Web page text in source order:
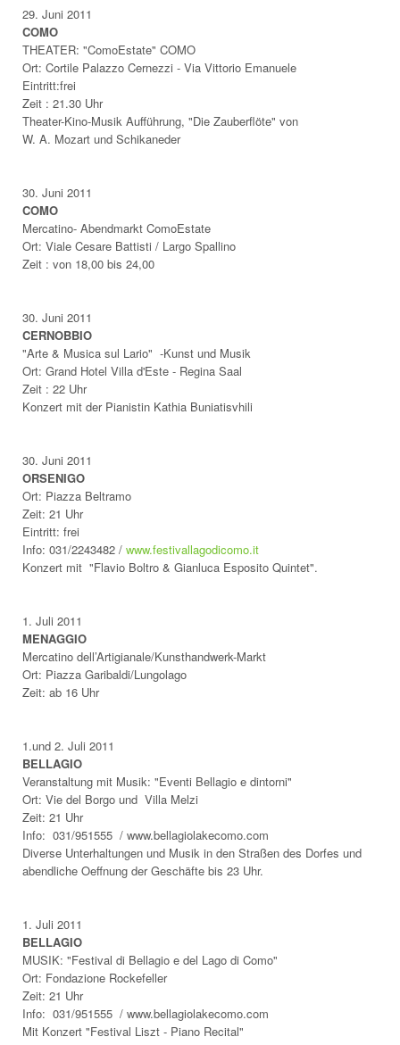
29. Juni 2011
COMO
THEATER: "ComoEstate" COMO
Ort: Cortile Palazzo Cernezzi - Via Vittorio Emanuele
Eintritt:frei
Zeit : 21.30 Uhr
Theater-Kino-Musik Aufführung, "Die Zauberflöte" von
W. A. Mozart und Schikaneder
30. Juni 2011
COMO
Mercatino- Abendmarkt ComoEstate
Ort: Viale Cesare Battisti / Largo Spallino
Zeit : von 18,00 bis 24,00
30. Juni 2011
CERNOBBIO
"Arte & Musica sul Lario" -Kunst und Musik
Ort: Grand Hotel Villa d'Este - Regina Saal
Zeit : 22 Uhr
Konzert mit der Pianistin Kathia Buniatisvhili
30. Juni 2011
ORSENIGO
Ort: Piazza Beltramo
Zeit: 21 Uhr
Eintritt: frei
Info: 031/2243482 / www.festivallagodicomo.it
Konzert mit "Flavio Boltro & Gianluca Esposito Quintet".
1. Juli 2011
MENAGGIO
Mercatino dell’Artigianale/Kunsthandwerk-Markt
Ort: Piazza Garibaldi/Lungolago
Zeit: ab 16 Uhr
1.und 2. Juli 2011
BELLAGIO
Veranstaltung mit Musik: "Eventi Bellagio e dintorni"
Ort: Vie del Borgo und Villa Melzi
Zeit: 21 Uhr
Info: 031/951555 / www.bellagiolakecomo.com
Diverse Unterhaltungen und Musik in den Straßen des Dorfes und
abendliche Oeffnung der Geschäfte bis 23 Uhr.
1. Juli 2011
BELLAGIO
MUSIK: "Festival di Bellagio e del Lago di Como"
Ort: Fondazione Rockefeller
Zeit: 21 Uhr
Info: 031/951555 / www.bellagiolakecomo.com
Mit Konzert "Festival Liszt - Piano Recital"